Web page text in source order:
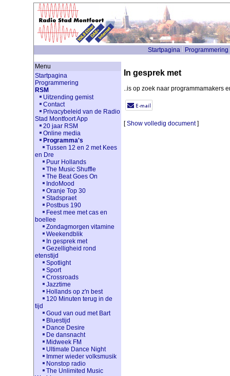
Startpagina Programmering
Menu
Startpagina
Programmering
RSM
Uitzending gemist
Contact
Privacybeleid van de Radio
Stad Montfoort App
20 jaar RSM
Online media
Programma's
Tussen 12 en 2 met Kees
en Dre
Puur Hollands
The Music Shuffle
The Beat Goes On
IndoMood
Oranje Top 30
Stadspraet
Postbus 190
Feest mee met cas en
boellee
Zondagmorgen vitamine
Weekendblik
In gesprek met
Gezelligheid rond
etenstijd
Spotlight
Sport
Crossroads
Jazztime
Hollands op z'n best
120 Minuten terug in de
tijd
Goud van oud met Bart
Bluestijd
Dance Desire
De dansnacht
Midweek FM
Ultimate Dance Night
Immer wieder volksmusik
Nonstop radio
The Unlimited Music
In gesprek met
..is op zoek naar programmamakers
[Show volledig document]